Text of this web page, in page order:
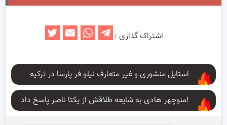
اشتراک گذاری :
استایل منشوری و غیر متعارف نیلو فر پارسا در ترکیه
منوچهر هادی به شایعه طلاقش از یکتا ناصر پاسخ داد!